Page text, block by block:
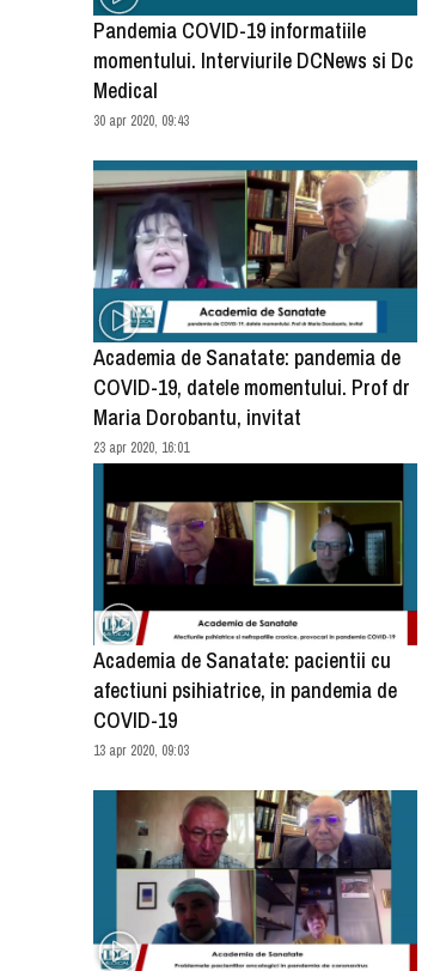
Pandemia COVID-19 informatiile
momentului. Interviurile DCNews si Dc
Medical
30 apr 2020, 09:43
Academia de Sanatate: pandemia de
COVID-19, datele momentului. Prof dr
Maria Dorobantu, invitat
23 apr 2020, 16:01
Academia de Sanatate: pacientii cu
afectiuni psihiatrice, in pandemia de
COVID-19
13 apr 2020, 09:03